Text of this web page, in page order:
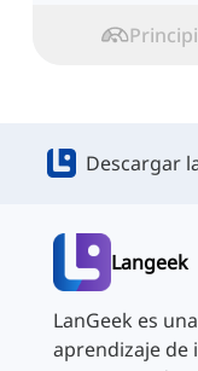
Descargar
Langeek
LanGeek es
aprendizaje de